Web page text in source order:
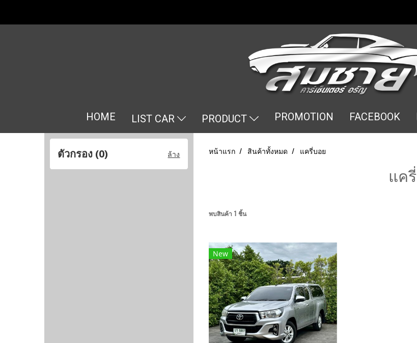
HOME LIST CAR PRODUCT PROMOTION FACEBOOK
หน้าแรก สินค้าทั้งหมด แครี่บอย
แค
พบสินค้า 1 ชิ้น
New
ตัวกรอง (0) ล้าง